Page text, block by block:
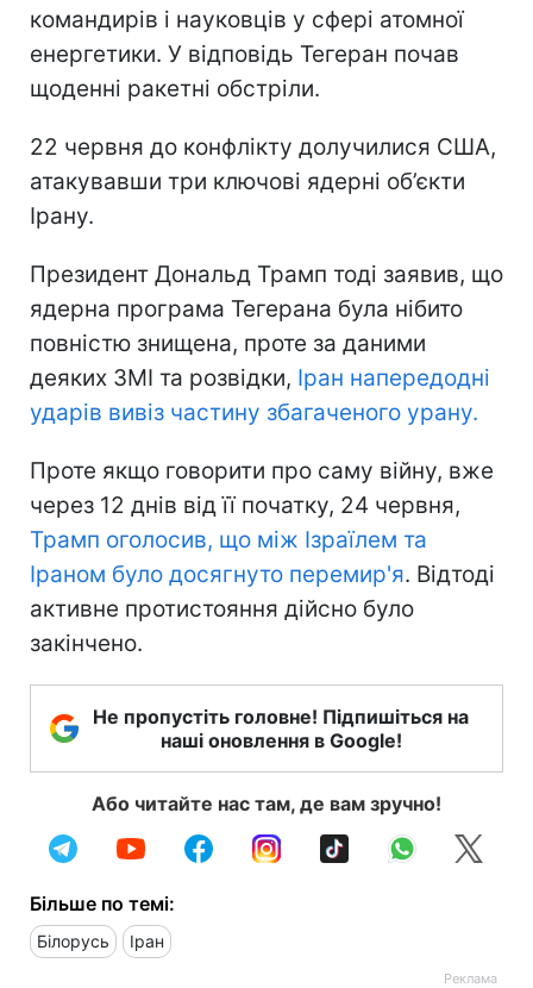
командирів і науковців у сфері атомної
енергетики. У відповідь Тегеран почав
щоденні ракетні обстріли.
22 червня до конфлікту долучилися США,
атакувавши три ключові ядерні об’єкти
Ірану.
Президент Дональд Трамп тоді заявив, що
ядерна програма Тегерана була нібито
повністю знищена, проте за даними
деяких ЗМІ та розвідки, Іран напередодні
ударів вивіз частину збагаченого урану.
Проте якщо говорити про саму війну, вже
через 12 днів від її початку, 24 червня,
Трамп оголосив, що між Ізраїлем та
Іраном було досягнуто перемир'я. Відтоді
активне протистояння дійсно було
закінчено.
Не пропустіть головне! Підпишіться на
наші оновлення в Google!
Або читайте нас там, де вам зручно!
Більше по темі:
Білорусь Іран